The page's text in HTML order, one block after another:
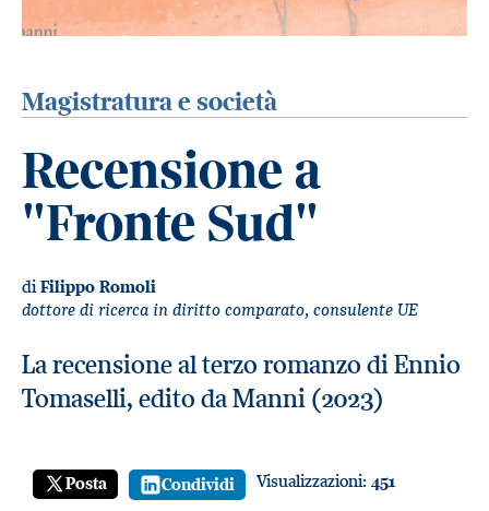
Magistratura e società
Recensione a
"Fronte Sud"
diFilippo Romoli
dottore di ricerca in diritto comparato, consulente UE
La recensione al terzo romanzo di Ennio
Tomaselli, edito da Manni (2023)
Posta Condividi Visualizzazioni: 451